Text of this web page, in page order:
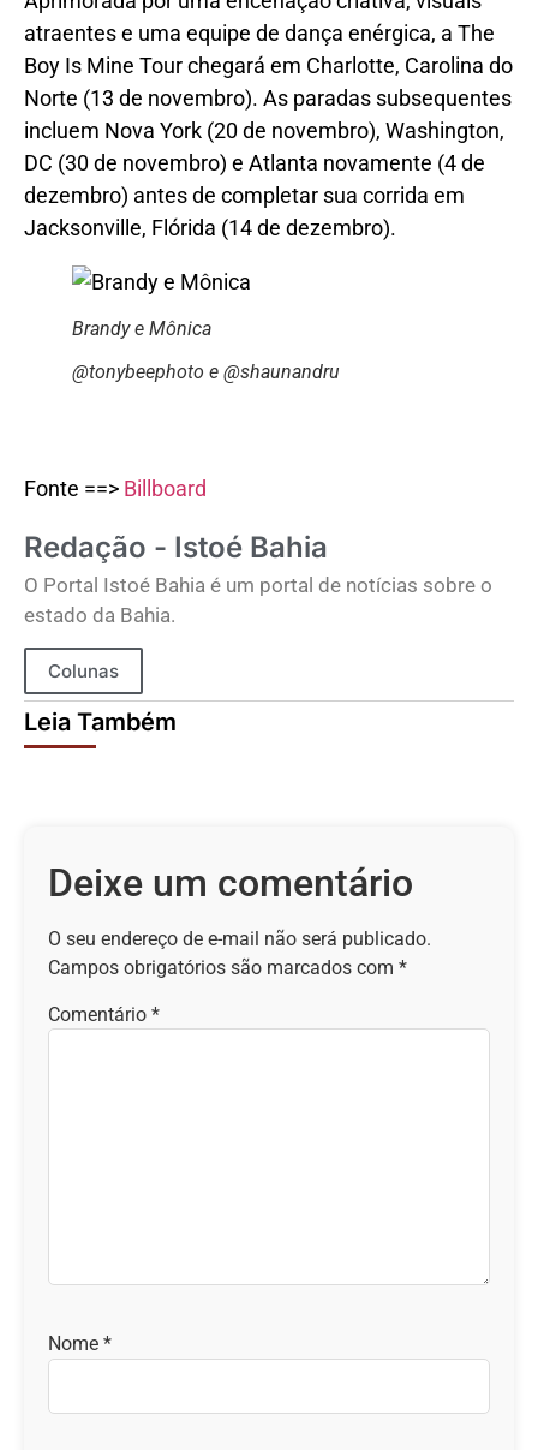
atraentes e uma equipe de dança enérgica, a The
Boy Is Mine Tour chegará em Charlotte, Carolina do
Norte (13 de novembro). As paradas subsequentes
incluem Nova York (20 de novembro), Washington,
DC (30 de novembro) e Atlanta novamente (4 de
dezembro) antes de completar sua corrida em
Jacksonville, Flórida (14 de dezembro).
Brandy e Mônica
@tonybeephoto e @shaunandru
Fonte ==> Billboard
Redação - Istoé Bahia
O Portal Istoé Bahia é um portal de notícias sobre o
estado da Bahia.
Colunas
Leia Também
Deixe um comentário
O seu endereço de e-mail não será publicado.
Campos obrigatórios são marcados com *
Comentário *
Nome *